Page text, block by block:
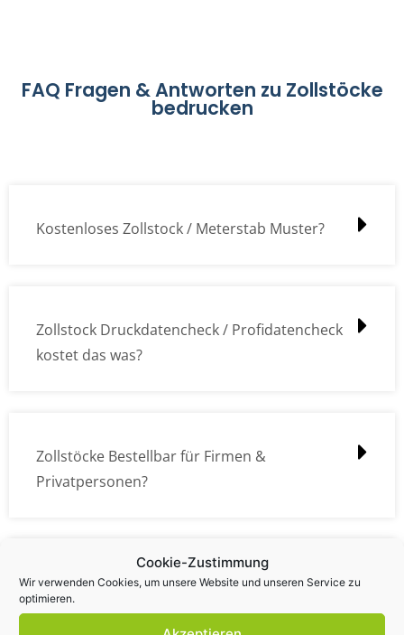
Cookie-Zustimmung
Wir verwenden Cookies, um unsere Website und unseren Service zu
optimieren.
FAQ Fragen & Antworten zu Zollstöcke
bedrucken
Kostenloses Zollstock / Meterstab Muster?
Zollstock Druckdatencheck / Profidatencheck
kostet das was?
Zollstöcke Bestellbar für Firmen &
Privatpersonen?
Wie kann ich die Daten (z.B. Logos und Texte)
übermitteln?